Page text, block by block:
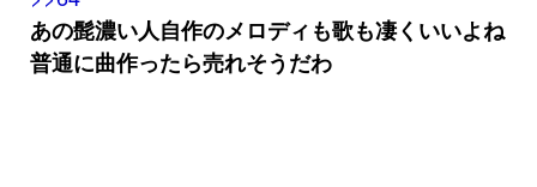
あの髭濃い人自作のメロディも歌も凄くいいよね
普通に曲作ったら売れそうだわ